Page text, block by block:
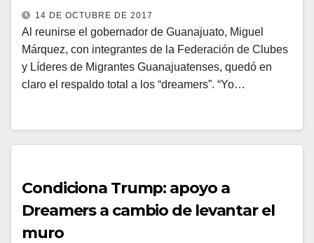
14 DE OCTUBRE DE 2017
Al reunirse el gobernador de Guanajuato, Miguel
Márquez, con integrantes de la Federación de Clubes
y Líderes de Migrantes Guanajuatenses, quedó en
claro el respaldo total a los “dreamers”. “Yo…
Condiciona Trump: apoyo a
Dreamers a cambio de levantar el
muro